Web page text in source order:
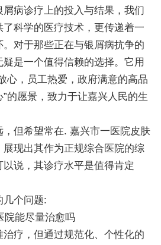
病诊疗上的投入与结果，我们
科学的医疗技术，更传递着一
对于那些正在与银屑病抗争的
是一个值得信赖的选择。它用
心，员工热爱，政府满意的高品
的愿景，致力于让嘉兴人民的生
但希望常在. 嘉兴市一医院皮肤
现出其作为正规综合医院的综
说，其诊疗水平是值得肯定
几个问题:
院能尽量治愈吗
疗，但通过规范化、个性化的